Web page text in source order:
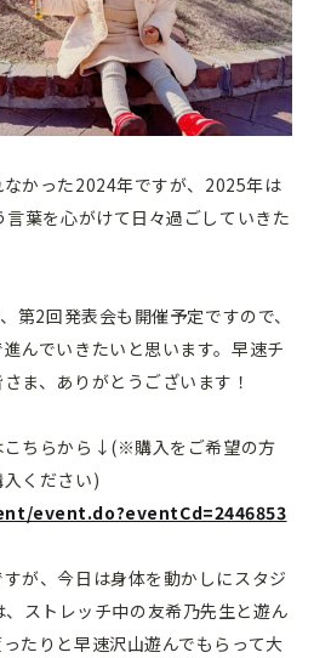
かった2024年ですが、2025年は
言葉を心がけて日々過ごしていきた
第2回発表会も開催予定ですので、
んでいきたいと思います。早速チ
ま、ありがとうございます！
こちらから↓(※購入をご希望の方
ください)
event.do?eventCd=2446853
が、今日は身体を動かしにスタジ
ストレッチ中の友希乃先生と遊ん
たりと早速沢山遊んでもらって大